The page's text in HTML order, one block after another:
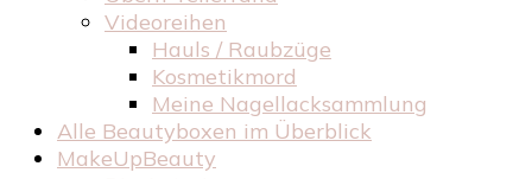
Videoreihen
Hauls / Raubzüge
Kosmetikmord
Meine Nagellacksammlung
Alle Beautyboxen im Überblick
MakeUpBeauty